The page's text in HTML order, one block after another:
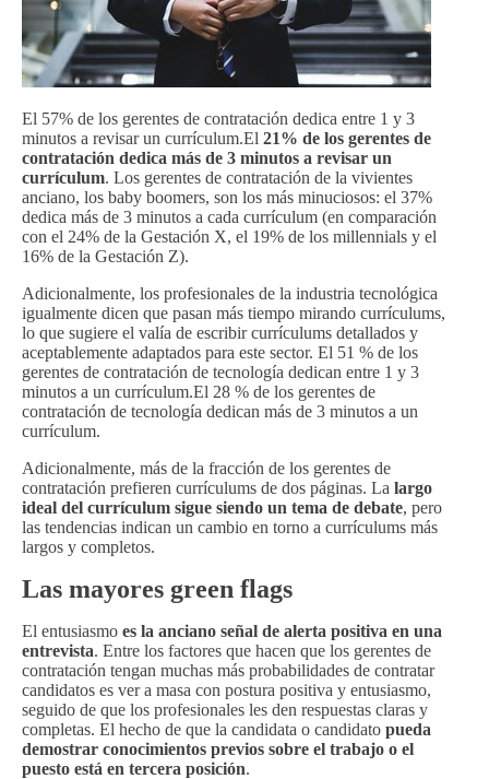
El 57% de los gerentes de contratación dedica entre 1 y 3
minutos a revisar un currículum.El 21% de los gerentes de
contratación dedica más de 3 minutos a revisar un
currículum. Los gerentes de contratación de la vivientes
anciano, los baby boomers, son los más minuciosos: el 37%
dedica más de 3 minutos a cada currículum (en comparación
con el 24% de la Gestación X, el 19% de los millennials y el
16% de la Gestación Z).
Adicionalmente, los profesionales de la industria tecnológica
igualmente dicen que pasan más tiempo mirando currículums,
lo que sugiere el valía de escribir currículums detallados y
aceptablemente adaptados para este sector. El 51 % de los
gerentes de contratación de tecnología dedican entre 1 y 3
minutos a un currículum.El 28 % de los gerentes de
contratación de tecnología dedican más de 3 minutos a un
currículum.
Adicionalmente, más de la fracción de los gerentes de
contratación prefieren currículums de dos páginas. La largo
ideal del currículum sigue siendo un tema de debate, pero
las tendencias indican un cambio en torno a currículums más
largos y completos.
Las mayores green flags
El entusiasmo es la anciano señal de alerta positiva en una
entrevista. Entre los factores que hacen que los gerentes de
contratación tengan muchas más probabilidades de contratar
candidatos es ver a masa con postura positiva y entusiasmo,
seguido de que los profesionales les den respuestas claras y
completas. El hecho de que la candidata o candidato pueda
demostrar conocimientos previos sobre el trabajo o el
puesto está en tercera posición.